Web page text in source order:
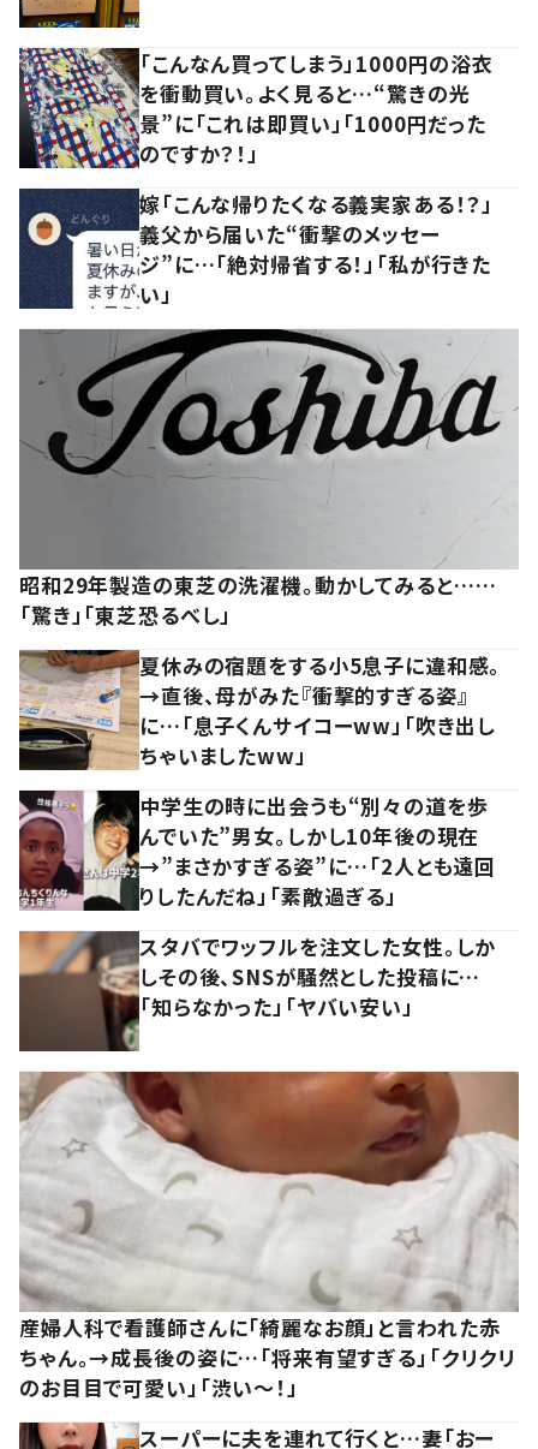
「こんなん買ってしまう」1000円の浴衣
を衝動買い。よく見ると…“驚きの光
景”に「これは即買い」「1000円だった
のですか？！」
嫁「こんな帰りたくなる義実家ある！？」
義父から届いた“衝撃のメッセー
ジ”に…「絶対帰省する！」「私が行きた
い」
昭和29年製造の東芝の洗濯機。動かしてみると……
「驚き」「東芝恐るべし」
夏休みの宿題をする小5息子に違和感。
→直後、母がみた『衝撃的すぎる姿』
に…「息子くんサイコーww」「吹き出し
ちゃいましたww」
中学生の時に出会うも“別々の道を歩
んでいた”男女。しかし10年後の現在
→”まさかすぎる姿”に…「2人とも遠回
りしたんだね」「素敵過ぎる」
スタバでワッフルを注文した女性。しか
しその後、SNSが騒然とした投稿に…
「知らなかった」「ヤバい安い」
産婦人科で看護師さんに「綺麗なお顔」と言われた赤
ちゃん。→成長後の姿に…「将来有望すぎる」「クリクリ
のお目目で可愛い」「渋い～！」
スーパーに夫を連れて行くと…妻「おー